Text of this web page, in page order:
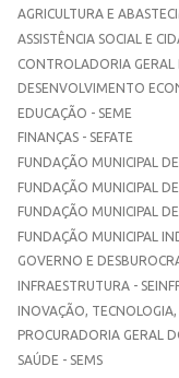
AGRICULTURA E
ASSISTÊNCIA SOCIAL E
CONTROLADORIA GERAL
DESENVOLVIMENTO
EDUCAÇÃO - SEME
FINANÇAS - SEFATE
FUNDAÇÃO MUNICIPAL
FUNDAÇÃO MUNICIPAL
FUNDAÇÃO MUNICIPAL
FUNDAÇÃO MUNICIPAL
GOVERNO E
INFRAESTRUTURA -
INOVAÇÃO,
PROCURADORIA GERAL
SAÚDE - SEMS